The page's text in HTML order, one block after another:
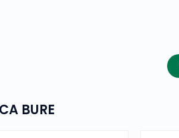
BURE